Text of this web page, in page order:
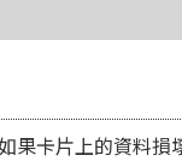
卡片上的資料